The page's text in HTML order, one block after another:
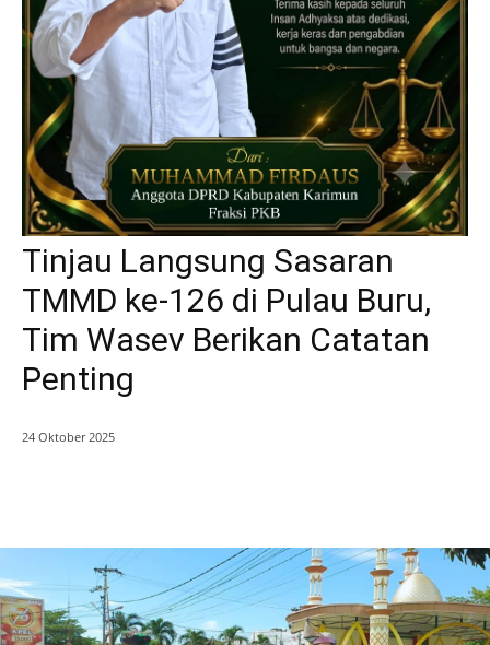
Tinjau Langsung Sasaran
TMMD ke-126 di Pulau Buru,
Tim Wasev Berikan Catatan
Penting
24 Oktober 2025